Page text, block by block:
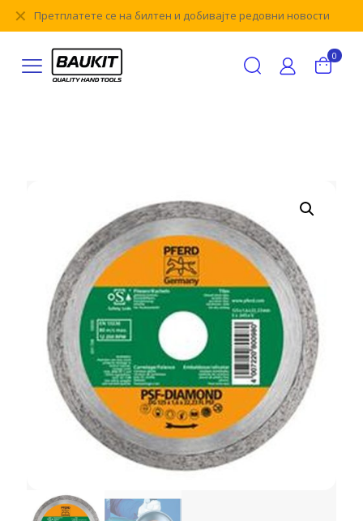
Претплатете се на билтен и добивајте редовни новости
✕
0